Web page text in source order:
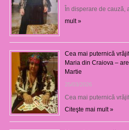
În disperare de
mult »
Cea mai puternică
Maria din Craiova –
Martie
25/03/2026
Cea mai puternică
Citeşte mai mult »